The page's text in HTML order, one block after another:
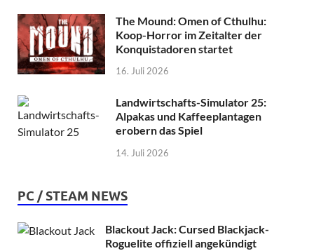
The Mound: Omen of Cthulhu:
Koop-Horror im Zeitalter der
Konquistadoren startet
16. Juli 2026
Landwirtschafts-Simulator 25:
Alpakas und Kaffeeplantagen
erobern das Spiel
14. Juli 2026
PC / STEAM NEWS
Blackout Jack: Cursed Blackjack-
Roguelite offiziell angekündigt